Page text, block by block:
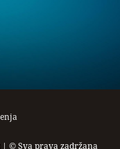
| © Sva prava zadržana